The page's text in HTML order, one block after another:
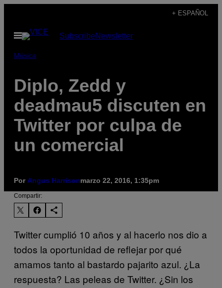
contenido
+ ESPAÑOL
Abrir
Menú
SubscribeNewsletter
Música
Diplo, Zedd y
deadmau5 discuten en
Twitter por culpa de
un comercial
Por Angus Harrisonmarzo 22, 2016, 1:35pm
Compartir:
Twitter cumplió 10 años y al hacerlo nos dio a
todos la oportunidad de reflejar por qué
amamos tanto al bastardo pajarito azul. ¿La
respuesta? Las peleas de Twitter. ¿Sin los